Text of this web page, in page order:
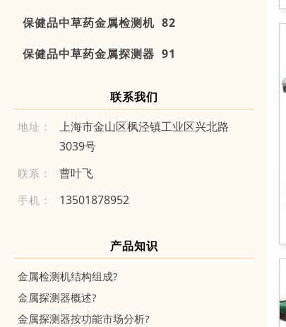
保健品中草药金属检测机 82
保健品中草药金属探测器 91
联系我们
地址：
上海市金山区枫泾镇工业区兴北路
3039号
联系： 曹叶飞
手机： 1 35 018 789 52
产品知识
金属检测机结构组成?
金属探测器概述?
金属探测器按功能市场分析?